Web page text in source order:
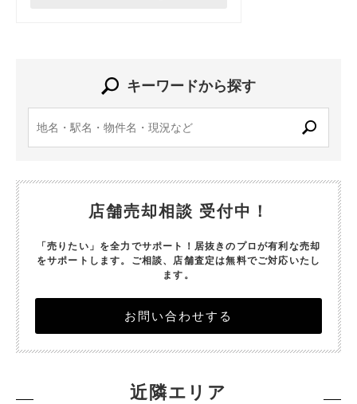
キーワードから探す
店舗売却相談 受付中！
「売りたい」を全力でサポート！居抜きのプロが有利な売却
をサポートします。 ご相談、店舗査定は無料でご対応いたし
ます。
お問い合わせする
近隣エリア